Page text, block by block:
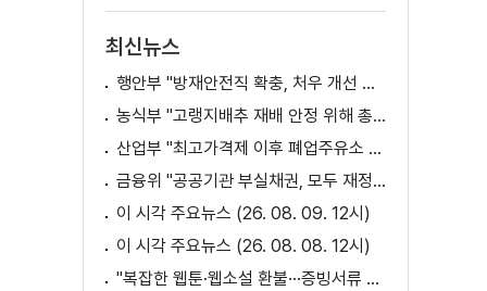
최신뉴스
행안부 "방재안전직 확충, 처우 개선 등 위한 제도개선 추진"
농식부 "고랭지배추 재배 안정 위해 총력···배추가격 점차 안정세"
산업부 "최고가격제 이후 폐업주유소 증가? 사실 아냐"
금융위 "공공기관 부실채권, 모두 재정으로 보전되는 것 아냐"
이 시각 주요뉴스 (26. 08. 09. 12시)
이 시각 주요뉴스 (26. 08. 08. 12시)
"복잡한 웹툰·웹소설 환불···증빙서류 요구까지"